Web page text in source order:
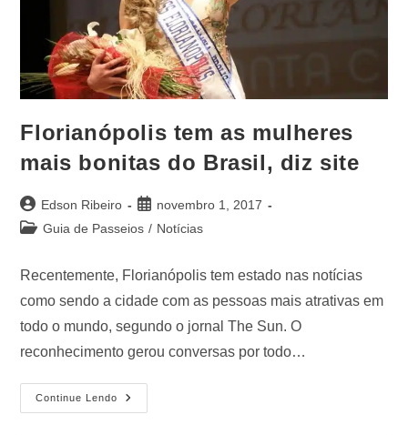
Florianópolis tem as mulheres
mais bonitas do Brasil, diz site
Edson Ribeiro
novembro 1, 2017
Guia de Passeios / Notícias
Recentemente, Florianópolis tem estado nas notícias
como sendo a cidade com as pessoas mais atrativas em
todo o mundo, segundo o jornal The Sun. O
reconhecimento gerou conversas por todo…
Continue Lendo